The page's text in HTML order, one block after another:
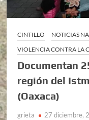
CINTILLO NOTICIAS
VIOLENCIA CONTRA LA
Documentan
región del
(Oaxaca)
grieta 27 diciembre,